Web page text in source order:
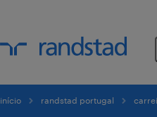
início randstad portugal